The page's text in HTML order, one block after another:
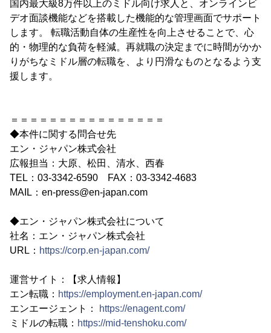
国内最大級8万件以上のミドル向け求人と、オンラインビ
デオ面談機能などを搭載した機能的な管理画面でサポート
します。 転職活動自体の生産性を向上させることで、心
的・物理的な負荷を軽減。再就職の決定までに時間がかか
りがちなミドル層の転職を、より円滑なものとなるよう支
援します。
＝＝＝＝＝＝＝＝＝＝＝＝＝＝＝＝
◆本件に関する問合せ先
エン・ジャパン株式会社
広報担当：大原、松田、清水、西春
TEL：03-3342-6590 FAX：03-3342-4683
MAIL：en-press@en-japan.com
◆エン・ジャパン株式会社について
社名：エン・ジャパン株式会社
URL： https://corp.en-japan.com/
運営サイト：【求人情報】
エン転職： https://employment.en-japan.com/
エンエージェント：
https://enagent.com/
ミドルの転職： https://mid-tenshoku.com/